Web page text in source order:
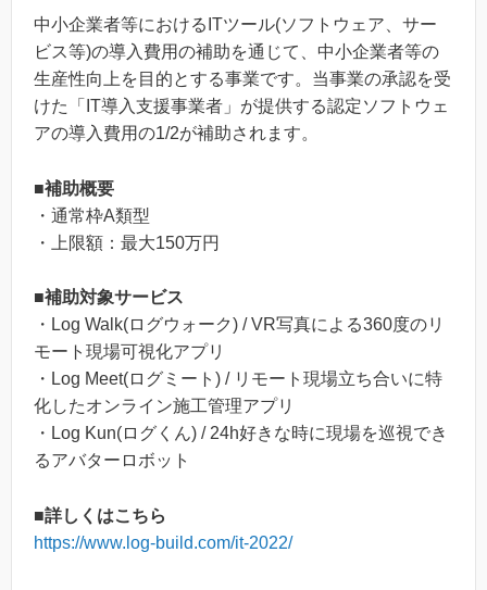
中小企業者等におけるITツール(ソフトウェア、サー
ビス等)の導入費用の補助を通じて、中小企業者等の
生産性向上を目的とする事業です。当事業の承認を受
けた「IT導入支援事業者」が提供する認定ソフトウェ
アの導入費用の1/2が補助されます。
■補助概要
・通常枠A類型
・上限額：最大150万円
■補助対象サービス
・Log Walk(ログウォーク) / VR写真による360度のリ
モート現場可視化アプリ
・Log Meet(ログミート) / リモート現場立ち合いに特
化したオンライン施工管理アプリ
・Log Kun(ログくん) / 24h好きな時に現場を巡視でき
るアバターロボット
■詳しくはこちら
https://www.log-build.com/it-2022/